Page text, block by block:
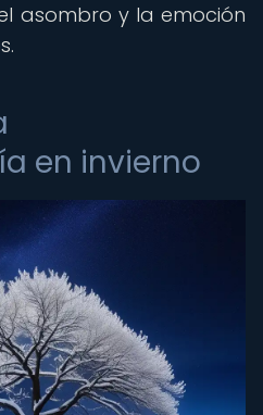
asombro y la emoción
en invierno